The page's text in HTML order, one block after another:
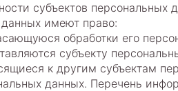
субъектов персональных
имеют право:
обработки его
субъекту
к другим субъектам
данных. Перечень